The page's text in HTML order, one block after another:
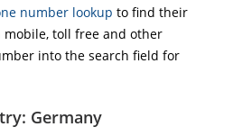
number lookup to find their
mobile, toll free and other
into the search field for
Germany